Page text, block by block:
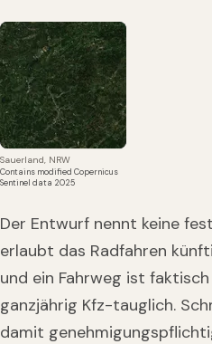
Sauerland, NRW
Contains modified Copernicus
Sentinel data 2025
Der Entwurf nennt keine
erlaubt das Radfahren
und ein Fahrweg ist
ganzjährig Kfz-tauglich.
damit